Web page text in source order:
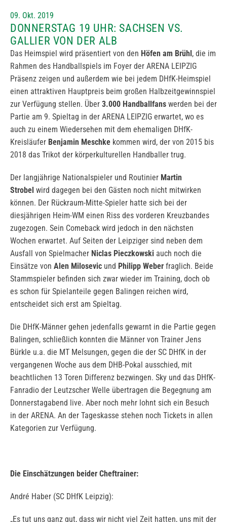
09. Okt. 2019
DONNERSTAG 19 UHR: SACHSEN VS.
GALLIER VON DER ALB
Das Heimspiel wird präsentiert von den Höfen am Brühl , die im
Rahmen des Handballspiels im Foyer der ARENA LEIPZIG
Präsenz zeigen und außerdem wie bei jedem DHfK-Heimspiel
einen attraktiven Hauptpreis beim großen Halbzeitgewinnspiel
zur Verfügung stellen. Über 3.000 Handballfans werden bei der
Partie am 9. Spieltag in der ARENA LEIPZIG erwartet, wo es
auch zu einem Wiedersehen mit dem ehemaligen DHfK-
Kreisläufer Benjamin Meschke kommen wird, der von 2015 bis
2018 das Trikot der körperkulturellen Handballer trug.
Der langjährige Nationalspieler und Routinier Martin
Strobel wird dagegen bei den Gästen noch nicht mitwirken
können. Der Rückraum-Mitte-Spieler hatte sich bei der
diesjährigen Heim-WM einen Riss des vorderen Kreuzbandes
zugezogen. Sein Comeback wird jedoch in den nächsten
Wochen erwartet. Auf Seiten der Leipziger sind neben dem
Ausfall von Spielmacher Niclas Pieczkowski auch noch die
Einsätze von Alen Milosevic und Philipp Weber fraglich. Beide
Stammspieler befinden sich zwar wieder im Training, doch ob
es schon für Spielanteile gegen Balingen reichen wird,
entscheidet sich erst am Spieltag.
Die DHfK-Männer gehen jedenfalls gewarnt in die Partie gegen
Balingen, schließlich konnten die Männer von Trainer Jens
Bürkle u.a. die MT Melsungen, gegen die der SC DHfK in der
vergangenen Woche aus dem DHB-Pokal ausschied, mit
beachtlichen 13 Toren Differenz bezwingen. Sky und das DHfK-
Fanradio der Leutzscher Welle übertragen die Begegnung am
Donnerstagabend live. Aber noch mehr lohnt sich ein Besuch
in der ARENA. An der Tageskasse stehen noch Tickets in allen
Kategorien zur Verfügung.
Die Einschätzungen beider Cheftrainer:
André Haber (SC DHfK Leipzig):
„Es tut uns ganz gut, dass wir nicht viel Zeit hatten, uns mit der